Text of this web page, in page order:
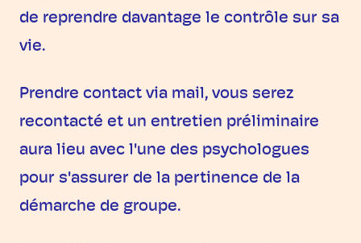
de reprendre davantage le contrôle sur sa
vie.
Prendre contact via mail, vous serez
recontacté et un entretien préliminaire
aura lieu avec l'une des psychologues
pour s'assurer de la pertinence de la
démarche de groupe.